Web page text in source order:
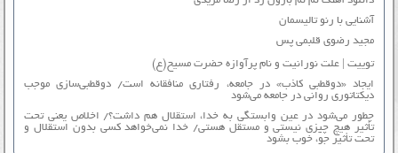
آشنایی با رنو تالیسمان
مجید رضوی قلبمی پس
توییت | علت نورانیت و نام پرآوازه حضرت مسیح(ع)
ایجاد «دوقطبی کاذب» در جامعه، رفتاری منافقانه است/ دوقطبی‌سازی موجب
دیکتاتوری روانی در جامعه می‌شود
چطور می‌شود در عین وابستگی به خدا، استقلال هم داشت؟/ اخلاص یعنی تحت
تأثیر هیچ چیزی نیستی و مستقل هستی/ خدا نمی‌خواهد کسی بدون استقلال و
تحت تأثیر جوّ، خوب بشود